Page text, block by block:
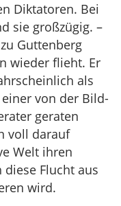
Diktatoren. Bei
sie großzügig. –
Guttenberg
wieder flieht. Er
als
von der Bild-
geraten
voll darauf
Welt ihren
Flucht aus
wird.